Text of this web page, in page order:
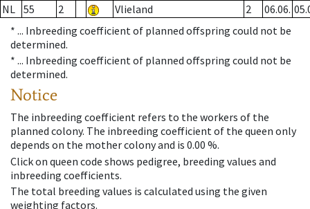
NL 55 2 Vlieland 2 06.06.
* ... Inbreeding coefficient of planned offspring could not be
determined.
* ... Inbreeding coefficient of planned offspring could not be
determined.
Notice
The inbreeding coefficient refers to the workers of the
planned colony. The inbreeding coefficient of the queen only
depends on the mother colony and is 0.00 %.
Click on queen code shows pedigree, breeding values and
inbreeding coefficients.
The total breeding values is calculated using the given
weighting factors.